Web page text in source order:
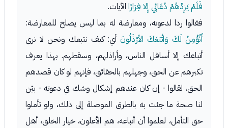
فَلَمْ يَزِدْهُمْ دُعَائِي إِلا فِرَارًا الآيات.
فقالوا ردا لدعوته، ومعارضة له بما ليس يصلح للمعارضة:
أَنُؤْمِنُ لَكَ وَاتَّبَعَكَ الأرْذَلُونَأي: كيف نتبعك ونحن لا نرى
أتباعك إلا أسافل الناس، وأراذلهم، وسقطهم. بهذا يعرف
تكبرهم عن الحق، وجهلهم بالحقائق، فإنهم لو كان قصدهم
الحق، لقالوا - إن كان عندهم إشكال وشك في دعوته - بيّن
لنا صحة ما جئت به بالطرق الموصلة إلى ذلك، ولو تأملوا
حق التأمل، لعلموا أن أتباعه، هم الأعلون، خيار الخلق، أهل